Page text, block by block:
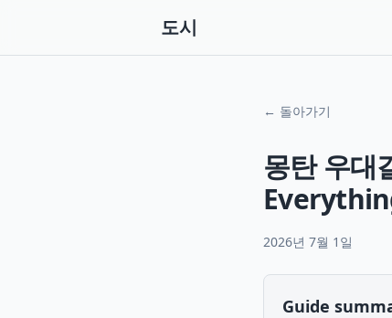
도시
← 돌아가기
몽탄 우대
2026년 7월 1일
Guide